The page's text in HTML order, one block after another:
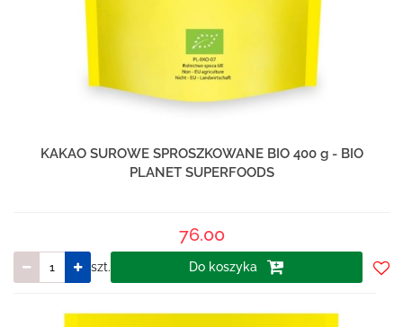
KAKAO SUROWE SPROSZKOWANE BIO 400 g - BIO
PLANET SUPERFOODS
76.00
szt. Do koszyka